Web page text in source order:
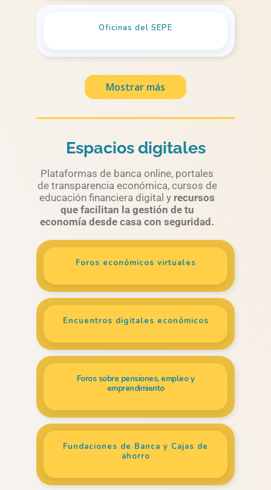
Oficinas del SEPE
Mostrar más
Espacios digitales
Plataformas de banca online, portales
de transparencia económica, cursos de
educación financiera digital y recursos
que facilitan la gestión de tu
economía desde casa con seguridad.
Foros económicos virtuales
Encuentros digitales económicos
Foros sobre pensiones, empleo y
emprendimiento
Fundaciones de Banca y Cajas de
ahorro